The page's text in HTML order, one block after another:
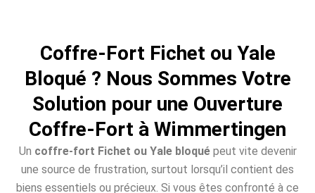
Coffre-Fort Fichet ou Yale
Bloqué ? Nous Sommes Votre
Solution pour une Ouverture
Coffre-Fort à Wimmertingen
Un coffre-fort Fichet ou Yale bloquépeut vite devenir
une source de frustration, surtout lorsqu’il contient des
biens essentiels ou précieux. Si vous êtes confronté à ce